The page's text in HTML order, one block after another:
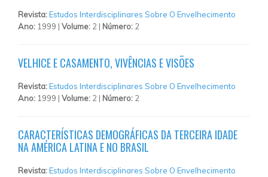
Revista:Estudos Interdisciplinares Sobre O Envelhecimento
Ano: 1999 | Volume: 2 | Número: 2
VELHICE E CASAMENTO, VIVÊNCIAS E VISÕES
Revista:Estudos Interdisciplinares Sobre O Envelhecimento
Ano: 1999 | Volume: 2 | Número: 2
CARACTERÍSTICAS DEMOGRÁFICAS DA TERCEIRA IDADE
NA AMÉRICA LATINA E NO BRASIL
Revista:Estudos Interdisciplinares Sobre O Envelhecimento